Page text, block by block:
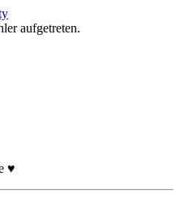
aufgetreten.
♥️